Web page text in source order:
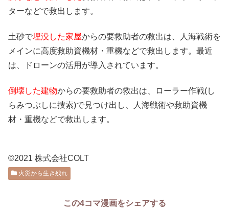
ターなどで救出します。
土砂で埋没した家屋からの要救助者の救出は、人海戦術を
メインに高度救助資機材・重機などで救出します。最近
は、ドローンの活用が導入されています。
倒壊した建物からの要救助者の救出は、ローラー作戦(し
らみつぶしに捜索)で見つけ出し、人海戦術や救助資機
材・重機などで救出します。
©2021 株式会社COLT
火災から生き残れ
この4コマ漫画をシェアする